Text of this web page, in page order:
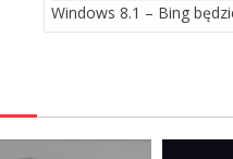
Windows 8.1 – Bing